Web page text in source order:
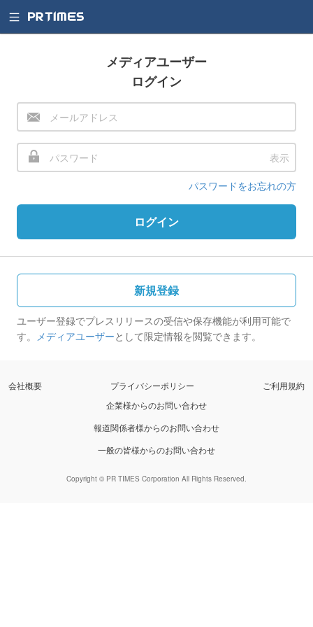
メディアユーザー
ログイン
表示
パスワードをお忘れの方
ログイン
新規登録
ユーザー登録でプレスリリースの受信や保存機能が利用可能で
す。 メディアユーザーとして限定情報を閲覧できます。
会社概要 プライバシーポリシー
ご利用規約
企業様からのお問い合わせ
報道関係者様からのお問い合わせ
一般の皆様からのお問い合わせ
Copyright © PR TIMES Corporation All Rights Reserved.